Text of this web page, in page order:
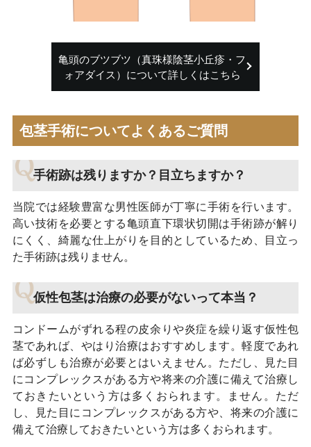
亀頭のブツブツ（真珠様陰茎小丘疹・フ
ォアダイス）について詳しくはこちら
包茎手術についてよくあるご質問
手術跡は残りますか？目立ちますか？
当院では経験豊富な男性医師が丁寧に手術を行います。
高い技術を必要とする亀頭直下環状切開は手術跡が解り
にくく、綺麗な仕上がりを目的としているため、目立っ
た手術跡は残りません。
仮性包茎は治療の必要がないって本当？
コンドームがずれる程の皮余りや炎症を繰り返す仮性包
茎であれば、やはり治療はおすすめします。軽度であれ
ば必ずしも治療が必要とはいえません。ただし、見た目
にコンプレックスがある方や将来の介護に備えて治療し
ておきたいという方は多くおられます。ません。ただ
し、見た目にコンプレックスがある方や、将来の介護に
備えて治療しておきたいという方は多くおられます。